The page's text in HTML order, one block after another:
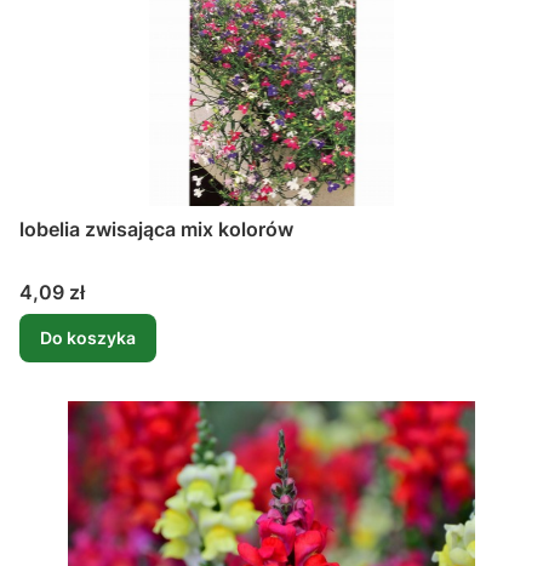
lobelia zwisająca mix kolorów
Cena
4,09 zł
Do koszyka